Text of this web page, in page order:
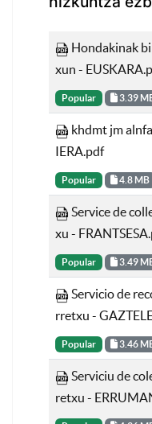
Hondakinak
xun -
Popular 3.39
khdmt jm
IERA.pdf
Popular 4.8 MB
Service de
xu -
Popular 3.49
Servicio de
rretxu -
Popular 3.46
Serviciu de
retxu -